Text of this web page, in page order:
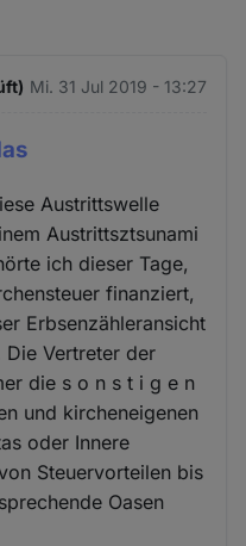
Mi. 31 Jul 2019 - 13:27
Austrittswelle
Austrittsztsunami
ich dieser Tage,
finanziert,
Erbsenzähleransicht
Die Vertreter der
die s o n s t i g e n
und kircheneigenen
oder Innere
Steuervorteilen bis
Oasen